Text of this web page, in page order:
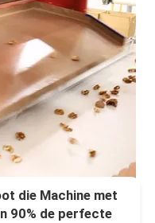
die Machine met
90% de perfecte